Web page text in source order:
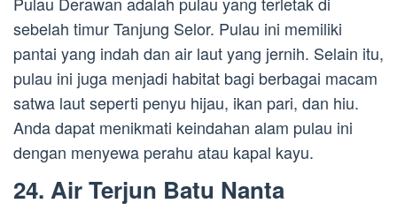
sebelah timur Tanjung Selor. Pulau ini memiliki
pantai yang indah dan air laut yang jernih. Selain itu,
pulau ini juga menjadi habitat bagi berbagai macam
satwa laut seperti penyu hijau, ikan pari, dan hiu.
Anda dapat menikmati keindahan alam pulau ini
dengan menyewa perahu atau kapal kayu.
24. Air Terjun Batu Nanta